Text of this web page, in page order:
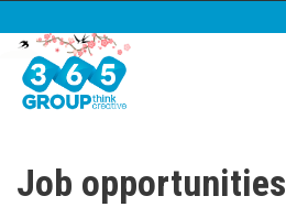
Job opportunities